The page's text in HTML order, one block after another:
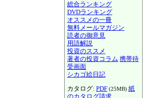
総合ランキング
DVDランキング
オススメの一冊
無料メールマガジン
読者の御意見
用語解説
投資のススメ
著者の投資コラム 携帯待
受画面
シカゴ絵日記
カタログ: PDF (25MB) 紙
のカタログ請求